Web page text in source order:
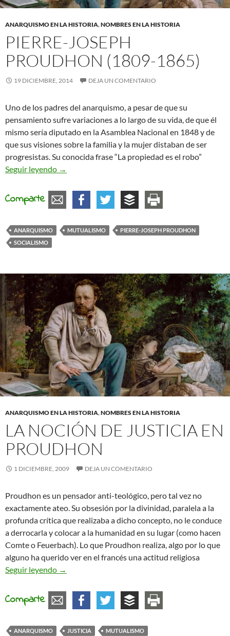
ANARQUISMO EN LA HISTORIA,NOMBRES EN LA HISTORIA
PIERRE-JOSEPH
PROUDHON (1809-1865)
19 DICIEMBRE, 2014 DEJA UN COMENTARIO
Uno de los padres del anarquismo, a pesar de que su
pensamiento sufre variaciones a lo largo de su vida, de que él
mismo sería diputado en la Asamblea Nacional en 1848 y de
que sus visiones sobre la familia y la mujer distaban de ser
progresistas. Su conocida frase “La propiedad es el robo”
Seguir leyendo Pierre-Joseph Proudhon (1809-1865)
→
Comparte
ANARQUISMO MUTUALISMO
PIERRE-JOSEPH PROUDHON
SOCIALISMO
ANARQUISMO EN LA HISTORIA,NOMBRES EN LA HISTORIA
LA NOCIÓN DE JUSTICIA EN
PROUDHON
1 DICIEMBRE, 2009 DEJA UN COMENTARIO
Proudhon es un pensador anti-teológico, pero tal vez no
exactamente ateo. Su obsesión por la divinidad, paralela a la
profunda crítica que realizaba a dicho concepto, no le conduce
a derrocarla y colocar a la humanidad en su lugar (como hacen
Comte o Feuerbach). Lo que Proudhon realiza, algo por lo que
alguno ha querido ver en el francés una actitud religiosa
Seguir leyendo
La noción de justicia en Proudhon
→
Comparte
ANARQUISMO JUSTICIA
MUTUALISMO